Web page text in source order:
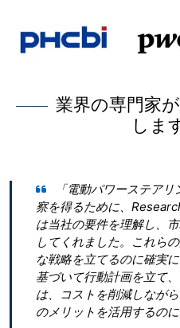
業界の専門家
しま
ステアリング市場」に関する
、Research Nesterに連絡しま
理解し、市場シナリオの詳細な
。これらの洞察は、ビジネスの
のに確実に当社を役立ちます。
画を立て、それに応じて宣伝し
減しながら、長期的な顧客維持
用するのに大きく役立ちます。